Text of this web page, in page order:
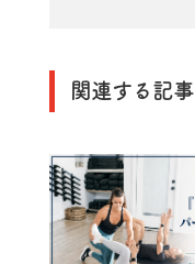
関連する記事